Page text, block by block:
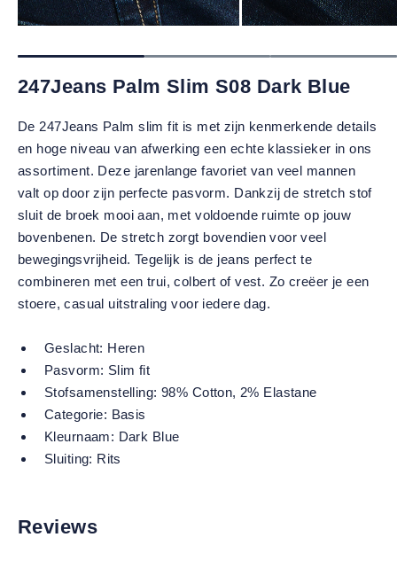
247Jeans Palm Slim S08 Dark Blue
De 247Jeans Palm slim fit is met zijn kenmerkende details
en hoge niveau van afwerking een echte klassieker in ons
assortiment. Deze jarenlange favoriet van veel mannen
valt op door zijn perfecte pasvorm. Dankzij de stretch stof
sluit de broek mooi aan, met voldoende ruimte op jouw
bovenbenen. De stretch zorgt bovendien voor veel
bewegingsvrijheid. Tegelijk is de jeans perfect te
combineren met een trui, colbert of vest. Zo creëer je een
stoere, casual uitstraling voor iedere dag.
Geslacht: Heren
Pasvorm: Slim fit
Stofsamenstelling: 98% Cotton, 2% Elastane
Categorie: Basis
Kleurnaam: Dark Blue
Sluiting: Rits
Reviews